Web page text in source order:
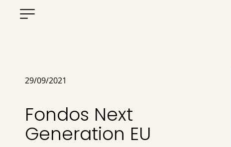
29/09/2021
Fondos Next
Generation EU